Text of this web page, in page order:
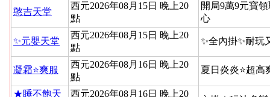
憨吉天堂
西元2026年08月15日 晚上20
點
開局9萬9元寶
心
✨元嬰天堂
西元2026年08月15日 晚上20
點
✨全內掛✨耐玩
凝霜⭐爽服
西元2026年08月16日 晚上20
點
夏日炎炎⭐超高
★睡不飽天
西元2026年08月16日 晚上20